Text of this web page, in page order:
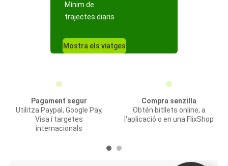
Mínim de
trajectes diaris
Mostra els viatges
Pagament segur
Utilitza Paypal, Google Pay,
Visa i targetes
internacionals
Compra senzilla
Obtén bitllets online, a
l'aplicació o en una FlixShop